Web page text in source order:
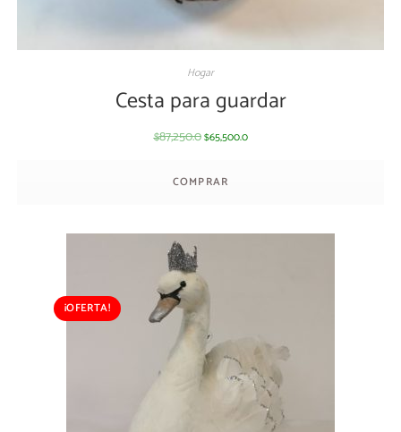
Hogar
Cesta para guardar
$87,250.0 $65,500.0
COMPRAR
¡OFERTA!